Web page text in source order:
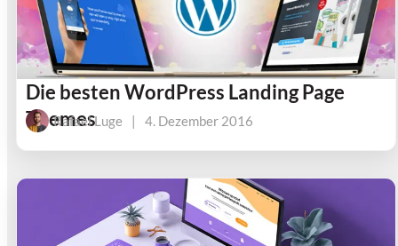
Die besten WordPress Landing Page
Themes
Rafael Luge | 4. Dezember 2016